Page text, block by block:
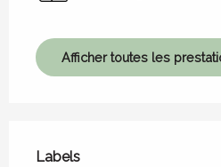
Afficher toutes les
Labels
Labels